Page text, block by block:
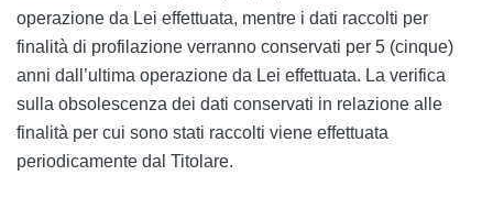
operazione da Lei effettuata, mentre i dati raccolti per
finalità di profilazione verranno conservati per 5 (cinque)
anni dall’ultima operazione da Lei effettuata. La verifica
sulla obsolescenza dei dati conservati in relazione alle
finalità per cui sono stati raccolti viene effettuata
periodicamente dal Titolare.